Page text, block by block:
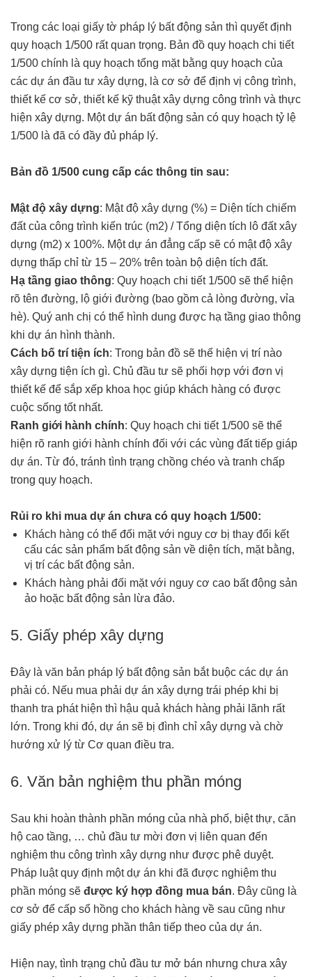
Trong các loại giấy tờ pháp lý bất động sản thì quyết định
quy hoạch 1/500 rất quan trọng. Bản đồ quy hoạch chi tiết
1/500 chính là quy hoạch tổng mặt bằng quy hoạch của
các dự án đầu tư xây dựng, là cơ sở để định vị công trình,
thiết kế cơ sở, thiết kế kỹ thuật xây dựng công trình và thực
hiện xây dựng. Một dự án bất động sản có quy hoạch tỷ lệ
1/500 là đã có đầy đủ pháp lý.
Bản đồ 1/500 cung cấp các thông tin sau:
Mật độ xây dựng: Mật độ xây dựng (%) = Diện tích chiếm
đất của công trình kiến trúc (m2) / Tổng diện tích lô đất xây
dựng (m2) x 100%. Một dự án đẳng cấp sẽ có mật độ xây
dựng thấp chỉ từ 15 – 20% trên toàn bộ diện tích đất.
Hạ tầng giao thông: Quy hoạch chi tiết 1/500 sẽ thể hiện
rõ tên đường, lộ giới đường (bao gồm cả lòng đường, vỉa
hè). Quý anh chị có thể hình dung được hạ tầng giao thông
khi dự án hình thành.
Cách bố trí tiện ích: Trong bản đồ sẽ thể hiện vị trí nào
xây dựng tiện ích gì. Chủ đầu tư sẽ phối hợp với đơn vị
thiết kế để sắp xếp khoa học giúp khách hàng có được
cuộc sống tốt nhất.
Ranh giới hành chính: Quy hoạch chi tiết 1/500 sẽ thể
hiện rõ ranh giới hành chính đối với các vùng đất tiếp giáp
dự án. Từ đó, tránh tình trạng chồng chéo và tranh chấp
trong quy hoạch.
Rủi ro khi mua dự án chưa có quy hoạch 1/500:
Khách hàng có thể đối mặt với nguy cơ bị thay đổi kết
cấu các sản phẩm bất động sản về diện tích, mặt bằng,
vị trí các bất động sản.
Khách hàng phải đối mặt với nguy cơ cao bất động sản
ảo hoặc bất động sản lừa đảo.
5. Giấy phép xây dựng
Đây là văn bản pháp lý bất động sản bắt buộc các dự án
phải có. Nếu mua phải dự án xây dựng trái phép khi bị
thanh tra phát hiện thì hậu quả khách hàng phải lãnh rất
lớn. Trong khi đó, dự án sẽ bị đình chỉ xây dựng và chờ
hướng xử lý từ Cơ quan điều tra.
6. Văn bản nghiệm thu phần móng
Sau khi hoàn thành phần móng của nhà phố, biệt thự, căn
hộ cao tầng, … chủ đầu tư mời đơn vị liên quan đến
nghiệm thu công trình xây dựng như được phê duyệt.
Pháp luật quy định một dự án khi đã được nghiệm thu
phần móng sẽ được ký hợp đồng mua bán. Đây cũng là
cơ sở để cấp sổ hồng cho khách hàng về sau cũng như
giấy phép xây dựng phần thân tiếp theo của dự án.
Hiện nay, tình trạng chủ đầu tư mở bán nhưng chưa xây